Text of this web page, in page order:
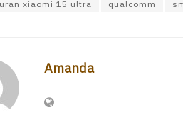
xiaomi 15 ultra qualcomm
Amanda